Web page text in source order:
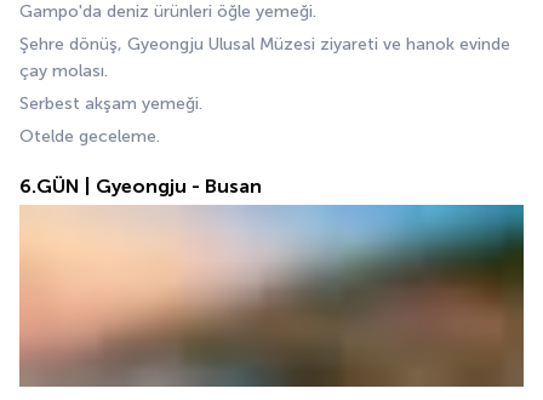
Gampo'da deniz ürünleri öğle yemeği.
Şehre dönüş, Gyeongju Ulusal Müzesi ziyareti ve hanok evinde
çay molası.
Serbest akşam yemeği.
Otelde geceleme.
6.GÜN | Gyeongju - Busan